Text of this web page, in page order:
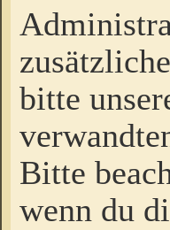
bitte
Bitte
wenn du